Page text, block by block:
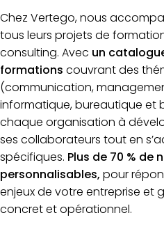
Chez Vertego, nous
tous leurs projets de
consulting. Avec un
formations couvrant des
(communication,
informatique, bureautique et
chaque organisation à
ses collaborateurs tout en
spécifiques. Plus de 70 % de
personnalisables, pour
enjeux de votre entreprise et
concret et opérationnel.